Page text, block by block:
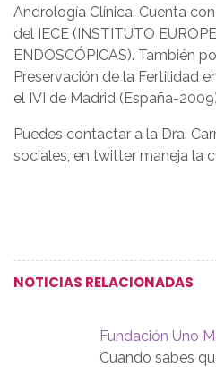
Andrología Clínica. Cuenta
del IECE (INSTITUTO
ENDOSCÓPICAS). También
Preservación de la Fertilidad
el IVI de Madrid (España-
Puedes contactar a la Dra.
sociales, en twitter maneja la
NOTICIAS RELACIONADAS
Fundación Uno
Cuando sabes